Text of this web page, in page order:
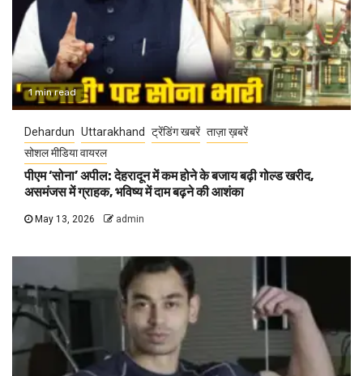
1 min read
Dehardun Uttarakhand ट्रेंडिंग खबरें ताज़ा ख़बरें
सोशल मीडिया वायरल
पीएम ‘सोना’ अपील: देहरादून में कम होने के बजाय बढ़ी गोल्ड खरीद,
असमंजस में ग्राहक, भविष्य में दाम बढ़ने की आशंका
May 13, 2026 admin